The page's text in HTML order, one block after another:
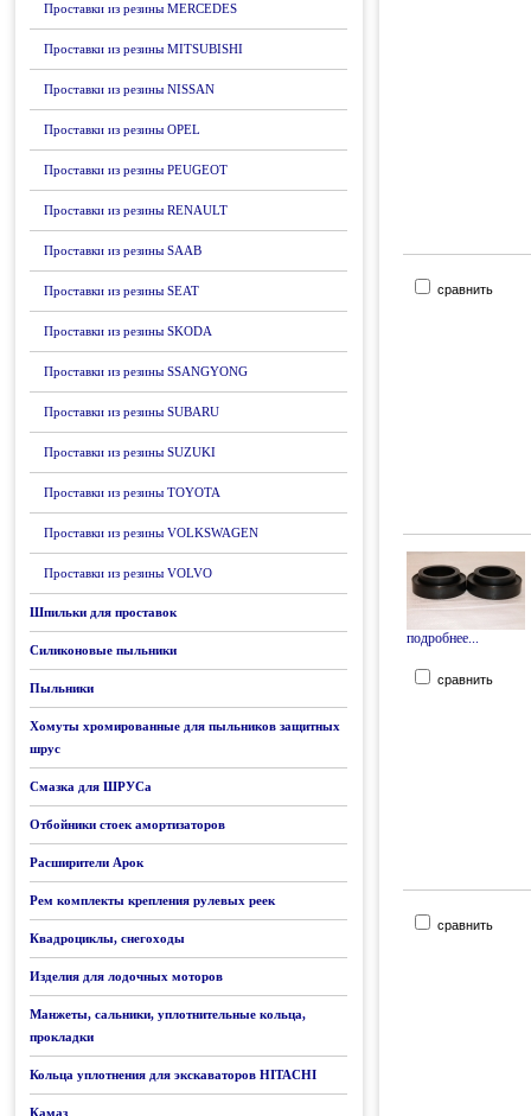
Проставки из резины MERCEDES
Проставки из резины MITSUBISHI
Проставки из резины NISSAN
Проставки из резины OPEL
Проставки из резины PEUGEOT
Проставки из резины RENAULT
Проставки из резины SAAB
Проставки из резины SEAT
Проставки из резины SKODA
Проставки из резины SSANGYONG
Проставки из резины SUBARU
Проставки из резины SUZUKI
Проставки из резины TOYOTA
Проставки из резины VOLKSWAGEN
Проставки из резины VOLVO
Шпильки для проставок
Силиконовые пыльники
Пыльники
Хомуты хромированные для пыльников защитных
шрус
Смазка для ШРУСа
Отбойники стоек амортизаторов
Расширители Арок
Рем комплекты крепления рулевых реек
Квадроциклы, снегоходы
Изделия для лодочных моторов
Манжеты, сальники, уплотнительные кольца,
прокладки
Кольца уплотнения для экскаваторов HITACHI
Камаз
сравнить
подробнее...
сравнить
сравнить